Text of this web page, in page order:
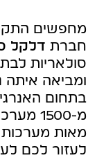
מחפשים
חברת דלקל
סולאריות
בתחום
מ-
מאות מערכות
לעזור לכם